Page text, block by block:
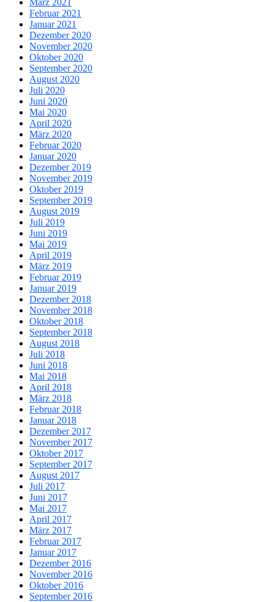
März 2021
Februar 2021
Januar 2021
Dezember 2020
November 2020
Oktober 2020
September 2020
August 2020
Juli 2020
Juni 2020
Mai 2020
April 2020
März 2020
Februar 2020
Januar 2020
Dezember 2019
November 2019
Oktober 2019
September 2019
August 2019
Juli 2019
Juni 2019
Mai 2019
April 2019
März 2019
Februar 2019
Januar 2019
Dezember 2018
November 2018
Oktober 2018
September 2018
August 2018
Juli 2018
Juni 2018
Mai 2018
April 2018
März 2018
Februar 2018
Januar 2018
Dezember 2017
November 2017
Oktober 2017
September 2017
August 2017
Juli 2017
Juni 2017
Mai 2017
April 2017
März 2017
Februar 2017
Januar 2017
Dezember 2016
November 2016
Oktober 2016
September 2016